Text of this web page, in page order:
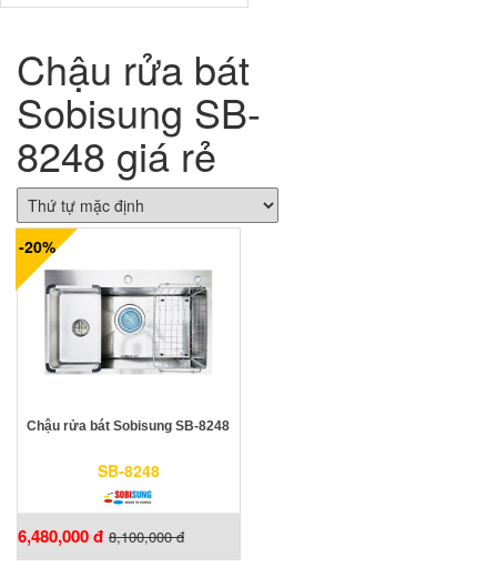
Chậu rửa bát
Sobisung SB-
8248 giá rẻ
-20%
Chậu rửa bát Sobisung SB-8248
SB-8248
6,480,000 đ 8,100,000 đ